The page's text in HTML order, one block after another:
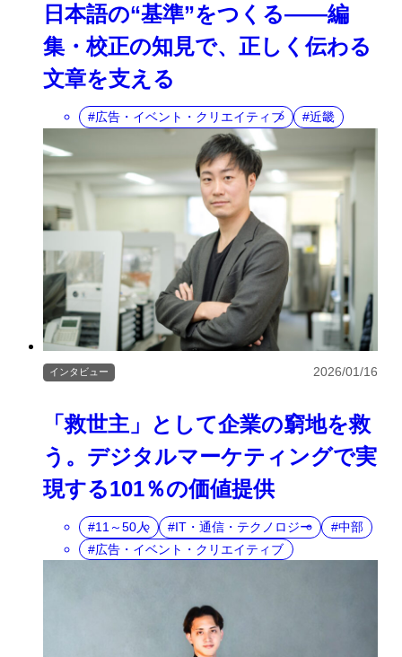
日本語の“基準”をつくる——編
集・校正の知見で、正しく伝わる
文章を支える
広告・イベント・クリエイティブ 近畿
「救世主」として企業の窮地を救
う。デジタルマーケティングで実
現する101％の価値提供
インタビュー 2026/01/16
11～50人 IT・通信・テクノロジー
中部
広告・イベント・クリエイティブ